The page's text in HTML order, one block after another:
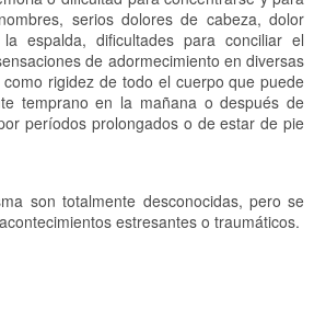
serios dolores de cabeza, dolor
espalda, dificultades para conciliar el
de adormecimiento en diversas
rigidez de todo el cuerpo que puede
temprano en la mañana o después de
períodos prolongados o de estar de pie
son totalmente desconocidas, pero se
estresantes o traumáticos.